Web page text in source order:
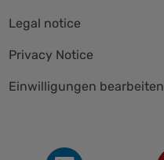
navigation
Legal notice
Privacy Notice
Einwilligungen bearbeiten